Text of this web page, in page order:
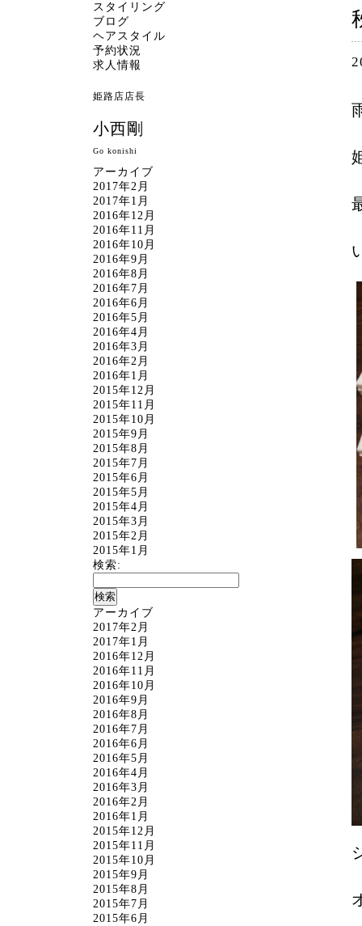
スタイリング
ブログ
ヘアスタイル
予約状況
求人情報
姫路店店長
小西剛
Go konishi
アーカイブ
2017年2月
2017年1月
2016年12月
2016年11月
2016年10月
2016年9月
2016年8月
2016年7月
2016年6月
2016年5月
2016年4月
2016年3月
2016年2月
2016年1月
2015年12月
2015年11月
2015年10月
2015年9月
2015年8月
2015年7月
2015年6月
2015年5月
2015年4月
2015年3月
2015年2月
2015年1月
検索:
アーカイブ
2017年2月
2017年1月
2016年12月
2016年11月
2016年10月
2016年9月
2016年8月
2016年7月
2016年6月
2016年5月
2016年4月
2016年3月
2016年2月
2016年1月
2015年12月
2015年11月
2015年10月
2015年9月
2015年8月
2015年7月
2015年6月